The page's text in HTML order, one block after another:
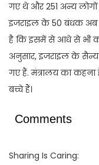
गए थे और 251 अन्य
इजराइल के 50 बंधक अब
है कि इसमें से आधे से भी
अनुसार, इजराइल के
गए हैं. मंत्रालय का
बच्चे हैं।
Comments
Sharing Is Caring: